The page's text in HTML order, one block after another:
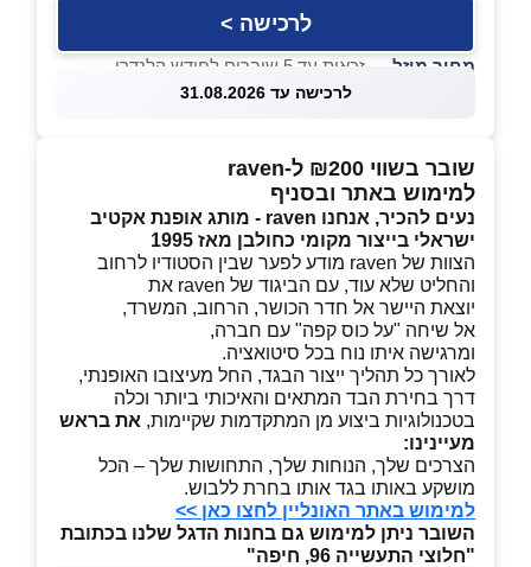
לרכישה >
מחיר מוזל — זכאות עד 5 שוברים לחודש קלנדרי
לרכישה עד 31.08.2026
שובר בשווי ₪200 ל-raven
למימוש באתר ובסניף
נעים להכיר, אנחנו raven - מותג אופנת אקטיב
ישראלי בייצור מקומי כחולבן מאז 1995
הצוות של raven מודע לפער שבין הסטודיו לרחוב
והחליט שלא עוד, עם הביגוד של raven את
יוצאת היישר אל חדר הכושר, הרחוב, המשרד,
אל שיחה "על כוס קפה" עם חברה,
ומרגישה איתו נוח בכל סיטואציה.
לאורך כל תהליך ייצור הבגד, החל מעיצובו האופנתי,
דרך בחירת הבד המתאים והאיכותי ביותר וכלה
בטכנולוגיות ביצוע מן המתקדמות שקיימות, את בראש
מעיינינו:
הצרכים שלך, הנוחות שלך, התחושות שלך – הכל
מושקע באותו בגד אותו בחרת ללבוש.
למימוש באתר האונליין לחצו כאן >>
השובר ניתן למימוש גם בחנות הדגל שלנו בכתובת
"חלוצי התעשייה 96, חיפה"